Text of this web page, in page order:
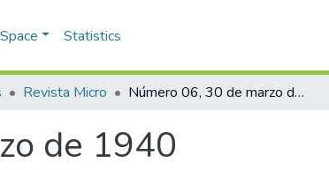
Statistics
Revista Micro Número 06, 30 de marzo de 1940
de 1940